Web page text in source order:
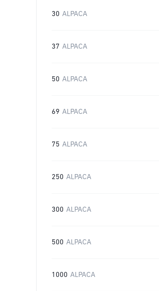
30 ALPACA
37 ALPACA
50 ALPACA
69 ALPACA
75 ALPACA
250 ALPACA
300 ALPACA
500 ALPACA
1000 ALPACA